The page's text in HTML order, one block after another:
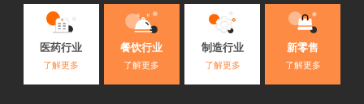
医药行业
了解更多
餐饮行业
了解更多
制造行业
了解更多
新零售
了解更多